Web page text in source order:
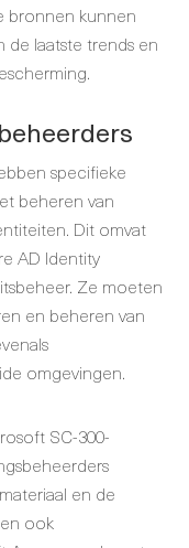
bronnen kunnen
laatste trends en
specifieke
beheren van
Dit omvat
AD Identity
Ze moeten
en beheren van
omgevingen.
SC-300-
en de
ook